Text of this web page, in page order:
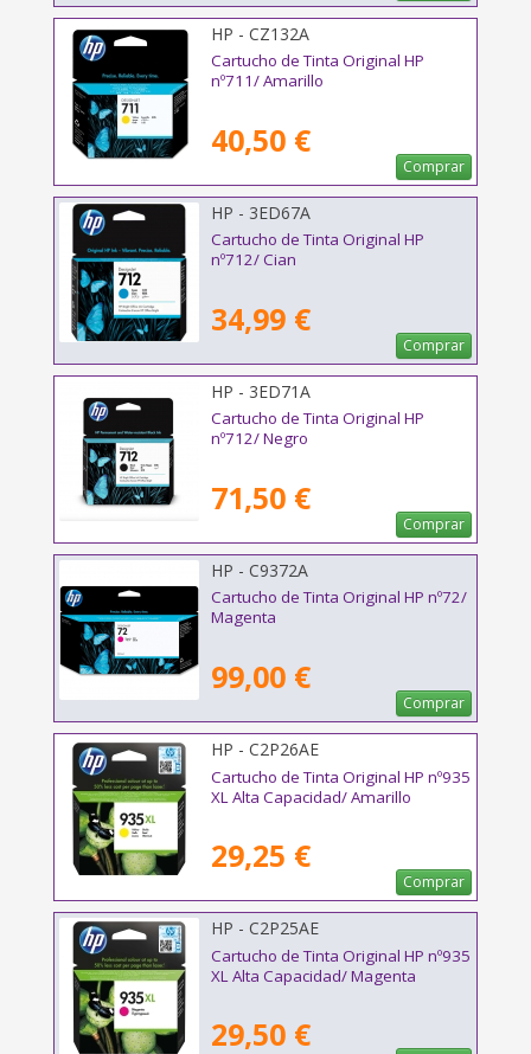
HP - CZ132A
Cartucho de Tinta Original HP
nº711/ Amarillo
40,50 €
Comprar
HP - 3ED67A
Cartucho de Tinta Original HP
nº712/ Cian
34,99 €
Comprar
HP - 3ED71A
Cartucho de Tinta Original HP
nº712/ Negro
71,50 €
Comprar
HP - C9372A
Cartucho de Tinta Original HP nº72/
Magenta
99,00 €
Comprar
HP - C2P26AE
Cartucho de Tinta Original HP nº935
XL Alta Capacidad/ Amarillo
29,25 €
Comprar
HP - C2P25AE
Cartucho de Tinta Original HP nº935
XL Alta Capacidad/ Magenta
29,50 €